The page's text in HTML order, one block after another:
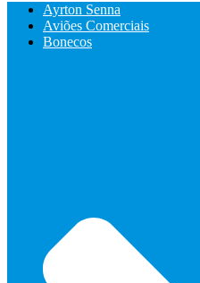
Ayrton Senna
Aviões Comerciais
Bonecos